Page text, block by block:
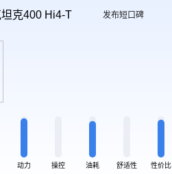
克400 Hi4-T 发布短口碑
动力 操控 油耗 舒适性 性价比